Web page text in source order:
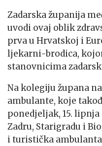
Zadarska županija
uvodi ovaj oblik
prva u Hrvatskoj i
ljekarni-brodica,
stanovnicima
Na kolegiju župana
ambulante, koje
ponedjeljak, 15. lipnja
Zadru, Starigradu i
i turistička